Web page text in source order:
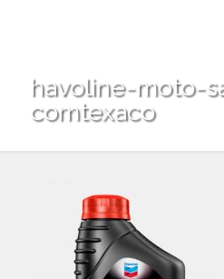
havoline-moto-
comtexaco